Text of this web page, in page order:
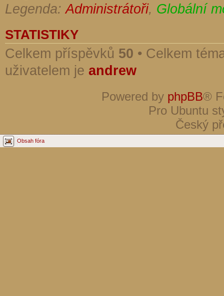
Legenda:Administrátoři, Globální
STATISTIKY
Celkem příspěvků 50 • Celkem
uživatelem je andrew
Powered by phpBB®
Pro Ubuntu
Český
Obsah fóra